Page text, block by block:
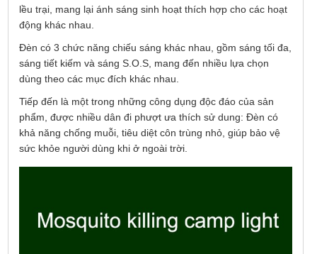
lều trại, mang lại ánh sáng sinh hoạt thích hợp cho các hoạt
động khác nhau.
Đèn có 3 chức năng chiếu sáng khác nhau, gồm sáng tối đa,
sáng tiết kiếm và sáng S.O.S, mang đến nhiều lựa chọn
dùng theo các mục đích khác nhau.
Tiếp đến là một trong những công dụng độc đáo của sản
phẩm, được nhiều dân đi phượt ưa thích sử dung: Đèn có
khả năng chống muỗi, tiêu diệt côn trùng nhỏ, giúp bảo vệ
sức khỏe người dùng khi ở ngoài trời.